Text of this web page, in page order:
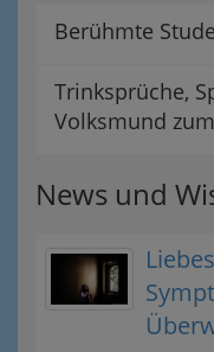
Berühmte
Trinksprüche,
Volksmund
News und